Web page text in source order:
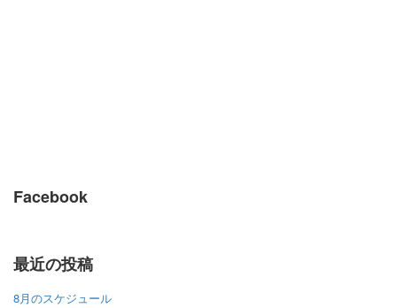
Facebook
最近の投稿
8月のスケジュール